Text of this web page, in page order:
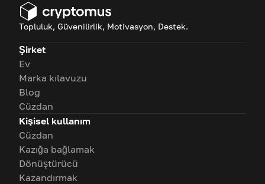
Topluluk, Güvenilirlik, Motivasyon, Destek.
Şirket
Ev
Marka kılavuzu
Blog
Cüzdan
Kişisel kullanım
Cüzdan
Kazığa bağlamak
Dönüştürücü
Kazandırmak